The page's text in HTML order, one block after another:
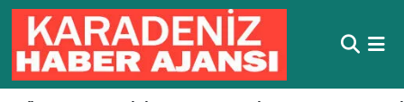
Hava Durumu